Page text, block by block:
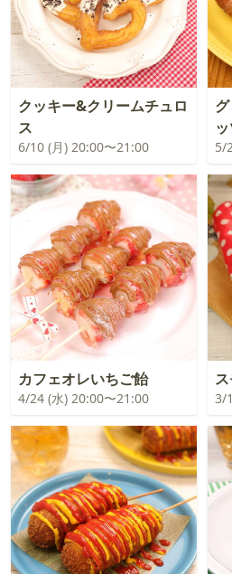
クッキー&クリームチュロ
ス
6/10 (月) 20:00〜21:00 5/
カフェオレいちご飴
4/24 (水) 20:00〜21:00 3/